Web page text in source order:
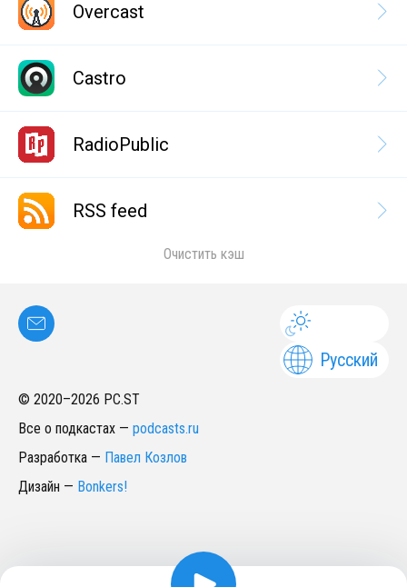
Overcast
Castro
RadioPublic
RSS feed
Очистить кэш
Русский
© 2020–2026 PC.ST
Все о подкастах — podcasts.ru
Разработка — Павел Козлов
Дизайн — Bonkers!